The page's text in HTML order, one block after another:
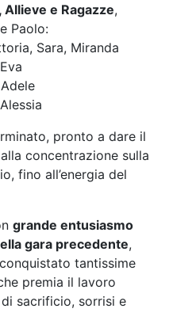
e Ragazze,
Paolo:
Sara, Miranda
pronto a dare il
concentrazione sulla
fino all’energia del
grande entusiasmo
gara precedente,
tantissime
premia il lavoro
sacrificio, sorrisi e